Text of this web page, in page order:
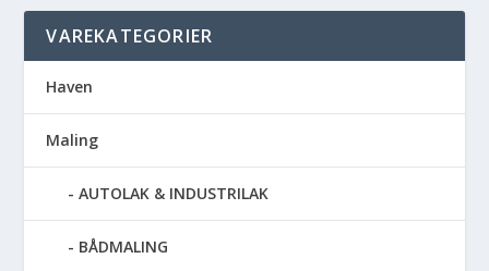
VAREKATEGORIER
Haven
Maling
AUTOLAK & INDUSTRILAK
BÅDMALING